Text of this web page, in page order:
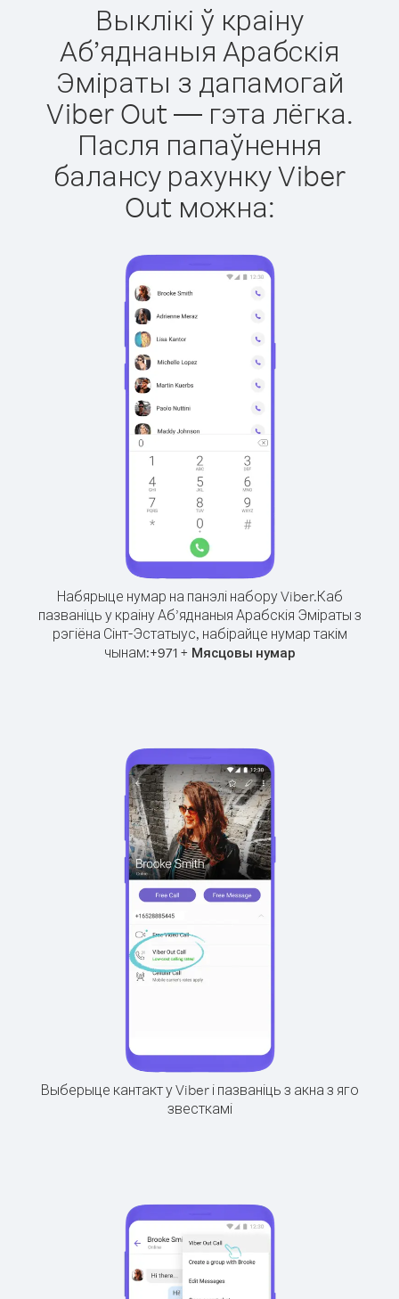
Выклікі ў краіну
Аб’яднаныя Арабскія
Эміраты з дапамогай
Viber Out — гэта лёгка.
Пасля папаўнення
балансу рахунку Viber
Out можна:
Набярыце нумар на панэлі набору Viber.Каб
пазваніць у краіну Аб’яднаныя Арабскія Эміраты з
рэгіёна Сінт-Эстатыус, набірайце нумар такім
чынам:+971+ Мясцовы нумар
Выберыце кантакт у Viber і пазваніць з акна з яго
звесткамі